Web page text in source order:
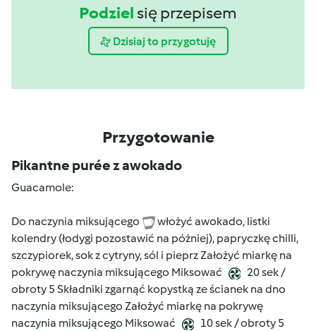
Podziel się przepisem
Dzisiaj to przygotuję
Przygotowanie
Pikantne purée z awokado
Guacamole:
Do naczynia miksującego
włożyć awokado, listki
kolendry (łodygi pozostawić na póżniej), papryczkę chilli,
szczypiorek, sok z cytryny, sól i pieprz Założyć miarkę na
pokrywę naczynia miksującego Miksować
20 sek /
obroty 5 Składniki zgarnąć kopystką ze ścianek na dno
naczynia miksującego Założyć miarkę na pokrywę
naczynia miksującego Miksować
10 sek / obroty 5